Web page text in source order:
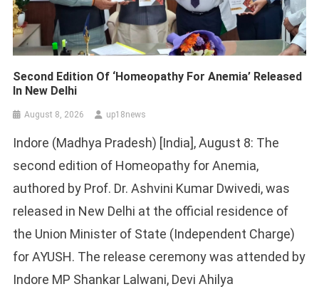
Second Edition Of ‘Homeopathy For Anemia’ Released
In New Delhi
August 8, 2026 up18news
Indore (Madhya Pradesh) [India], August 8: The
second edition of Homeopathy for Anemia,
authored by Prof. Dr. Ashvini Kumar Dwivedi, was
released in New Delhi at the official residence of
the Union Minister of State (Independent Charge)
for AYUSH. The release ceremony was attended by
Indore MP Shankar Lalwani, Devi Ahilya